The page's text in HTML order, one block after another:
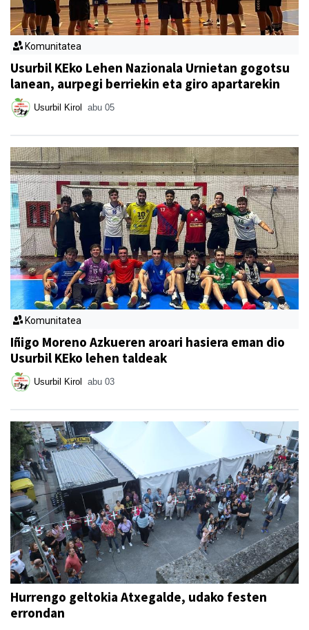
Komunitatea
Usurbil KEko Lehen Nazionala Urnietan gogotsu
lanean, aurpegi berriekin eta giro apartarekin
Usurbil Kirol abu 05
Komunitatea
Iñigo Moreno Azkueren aroari hasiera eman dio
Usurbil KEko lehen taldeak
Usurbil Kirol abu 03
Hurrengo geltokia Atxegalde, udako festen
errondan